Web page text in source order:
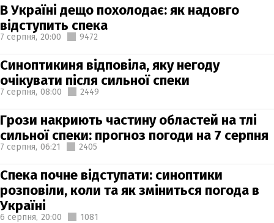
В Україні дещо похолодає: як надовго
відступить спека
7 серпня, 20:00 9472
Синоптикиня відповіла, яку негоду
очікувати після сильної спеки
7 серпня, 08:00 2449
Грози накриють частину областей на тлі
сильної спеки: прогноз погоди на 7 серпня
7 серпня, 06:21 2405
Спека почне відступати: синоптики
розповіли, коли та як зміниться погода в
Україні
6 серпня, 20:00 1081